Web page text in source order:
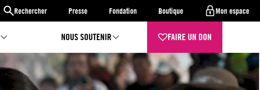
Rechercher Presse Fondation Boutique Mon espace
NOUS SOUTENIR FAIRE UN DON